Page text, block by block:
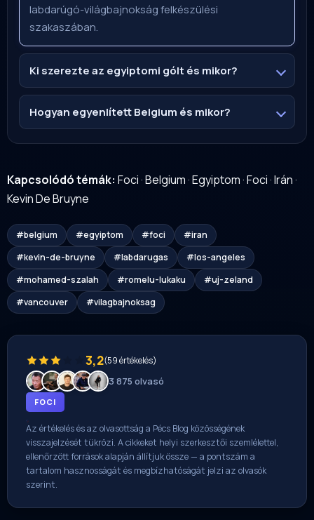
labdarúgó-világbajnokság felkészülési
szakaszában.
Ki szerezte az egyiptomi gólt és mikor?
Hogyan egyenlített Belgium és mikor?
Kapcsolódó témák: Foci·Belgium·Egyiptom·Foci·Irán·
Kevin De Bruyne
#belgium #egyiptom #foci
#iran
#kevin-de-bruyne
#labdarugas
#los-angeles
#mohamed-szalah
#romelu-lukaku
#uj-zeland
#vancouver
#vilagbajnoksag
3,2(59 értékelés)
3 875 olvasó
FOCI
Az értékelés és az olvasottság a Pécs Blog közösségének
visszajelzését tükrözi. A cikkeket helyi szerkesztői szemlélettel,
ellenőrzött források alapján állítjuk össze — a pontszám a
tartalom hasznosságát és megbízhatóságát jelzi az olvasók
szerint.